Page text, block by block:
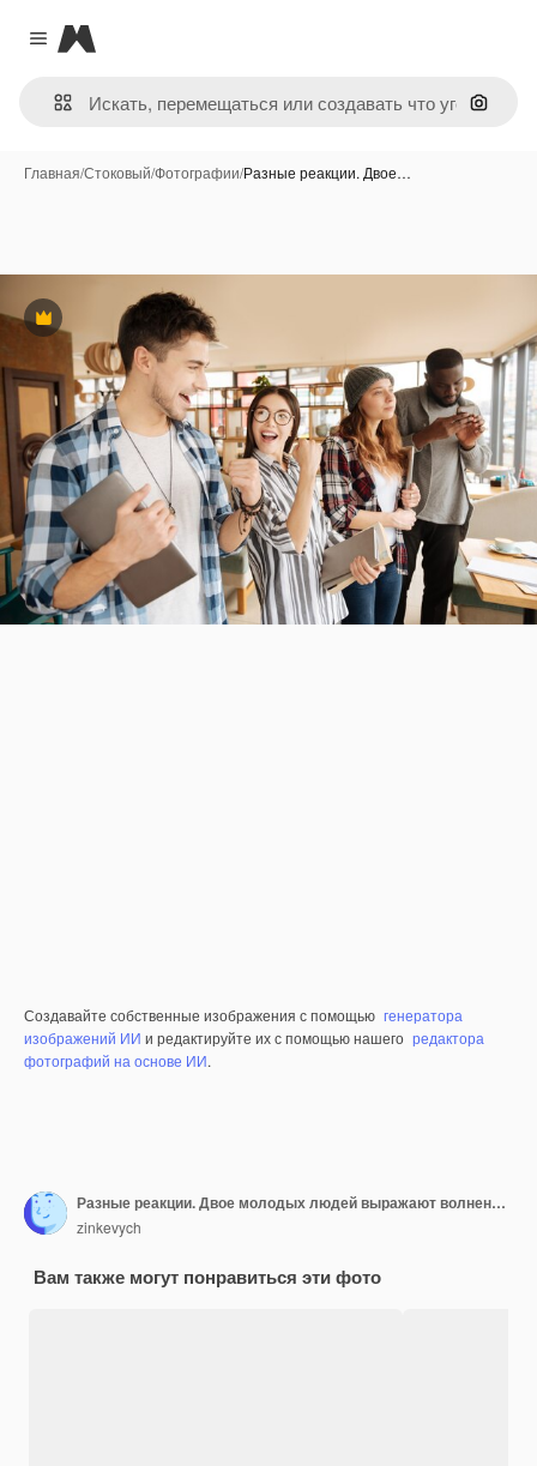
Close menu
Magnific
Поиск
Главная/Стоковый/Фотографии/Разные реакции. Двое…
Премиум
Создавайте собственные изображения с помощью генератора
изображений ИИ и редактируйте их с помощью нашего редактора
фотографий на основе ИИ.
Разные реакции. Двое молодых людей выражают волнение, а другим все равно.
zinkevych
Вам также могут понравиться эти фото